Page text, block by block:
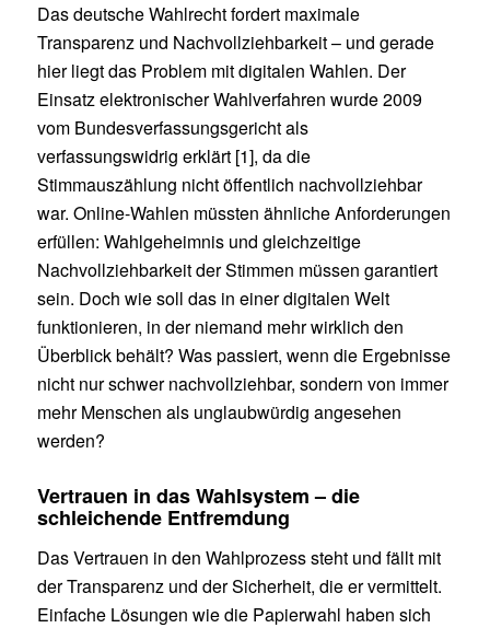
Das deutsche Wahlrecht fordert maximale
Transparenz und Nachvollziehbarkeit – und gerade
hier liegt das Problem mit digitalen Wahlen. Der
Einsatz elektronischer Wahlverfahren wurde 2009
vom Bundesverfassungsgericht als
verfassungswidrig erklärt [1], da die
Stimmauszählung nicht öffentlich nachvollziehbar
war. Online-Wahlen müssten ähnliche Anforderungen
erfüllen: Wahlgeheimnis und gleichzeitige
Nachvollziehbarkeit der Stimmen müssen garantiert
sein. Doch wie soll das in einer digitalen Welt
funktionieren, in der niemand mehr wirklich den
Überblick behält? Was passiert, wenn die Ergebnisse
nicht nur schwer nachvollziehbar, sondern von immer
mehr Menschen als unglaubwürdig angesehen
werden?
Vertrauen in das Wahlsystem – die
schleichende Entfremdung
Das Vertrauen in den Wahlprozess steht und fällt mit
der Transparenz und der Sicherheit, die er vermittelt.
Einfache Lösungen wie die Papierwahl haben sich